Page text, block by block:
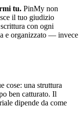
tu. PinMy non
il tuo giudizio
con ogni
e organizzato — invece
cose: una struttura
ben catturato. Il
dipende da come